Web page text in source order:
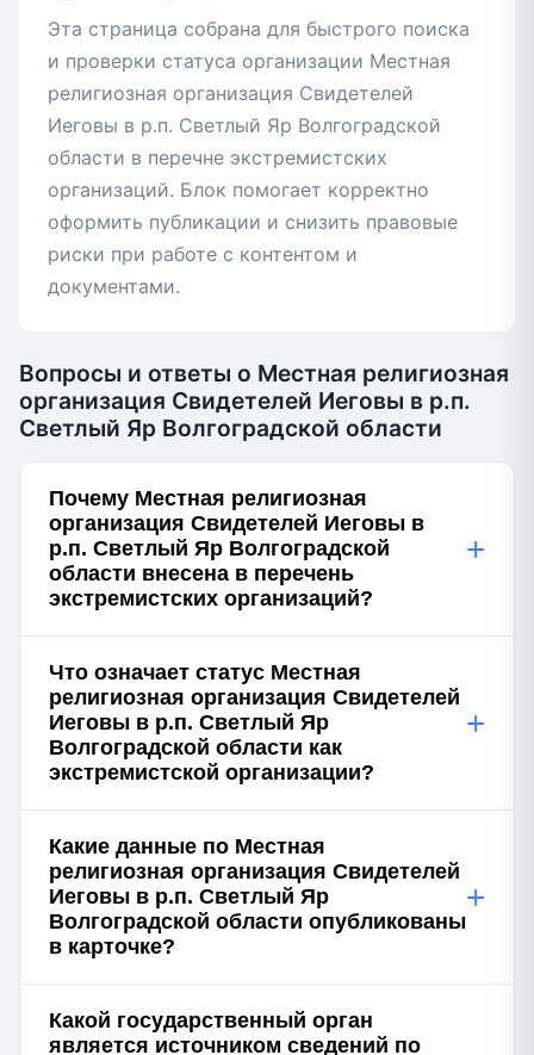
Эта страница собрана для быстрого поиска
и проверки статуса организации Местная
религиозная организация Свидетелей
Иеговы в р.п. Светлый Яр Волгоградской
области в перечне экстремистских
организаций. Блок помогает корректно
оформить публикации и снизить правовые
риски при работе с контентом и
документами.
Вопросы и ответы о Местная религиозная
организация Свидетелей Иеговы в р.п.
Светлый Яр Волгоградской области
Почему Местная религиозная
организация Свидетелей Иеговы в
р.п. Светлый Яр Волгоградской
области внесена в перечень
экстремистских организаций?
+
Что означает статус Местная
религиозная организация Свидетелей
Иеговы в р.п. Светлый Яр
Волгоградской области как
экстремистской организации?
+
Какие данные по Местная
религиозная организация Свидетелей
Иеговы в р.п. Светлый Яр
Волгоградской области опубликованы
в карточке?
+
Какой государственный орган
является источником сведений по